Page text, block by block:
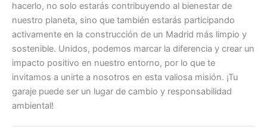
hacerlo, no solo estarás contribuyendo al bienestar de
nuestro planeta, sino que también estarás participando
activamente en la construcción de un Madrid más limpio y
sostenible. Unidos, podemos marcar la diferencia y crear un
impacto positivo en nuestro entorno, por lo que te
invitamos a unirte a nosotros en esta valiosa misión. ¡Tu
garaje puede ser un lugar de cambio y responsabilidad
ambiental!